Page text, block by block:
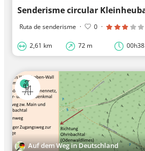
Ruta de senderisme · 0 ·
2,61 km 72 m 00h38
Auf dem Weg in Deutschland